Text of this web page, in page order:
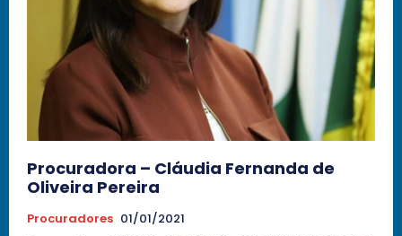
Procuradora – Cláudia Fernanda de
Oliveira Pereira
Procuradores 01/01/2021